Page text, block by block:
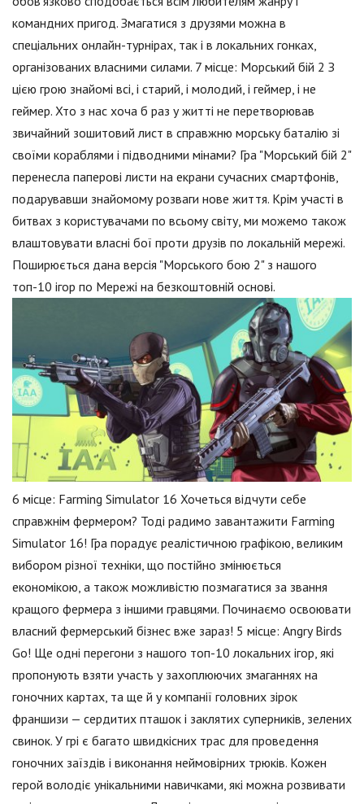
командних пригод. Змагатися з друзями можна в
спеціальних онлайн-турнірах, так і в локальних гонках,
організованих власними силами. 7 місце: Морський бій 2 З
цією грою знайомі всі, і старий, і молодий, і геймер, і не
геймер. Хто з нас хоча б раз у житті не перетворював
звичайний зошитовий лист в справжню морську баталію зі
своїми кораблями і підводними мінами? Гра "Морський бій 2"
перенесла паперові листи на екрани сучасних смартфонів,
подарувавши знайомому розваги нове життя. Крім участі в
битвах з користувачами по всьому світу, ми можемо також
влаштовувати власні бої проти друзів по локальній мережі.
Поширюється дана версія "Морського бою 2" з нашого
топ-10 ігор по Мережі на безкоштовній основі.
6 місце: Farming Simulator 16 Хочеться відчути себе
справжнім фермером? Тоді радимо завантажити Farming
Simulator 16! Гра порадує реалістичною графікою, великим
вибором різної техніки, що постійно змінюється
економікою, а також можливістю позмагатися за звання
кращого фермера з іншими гравцями. Починаємо освоювати
власний фермерський бізнес вже зараз! 5 місце: Angry Birds
Go! Ще одні перегони з нашого топ-10 локальних ігор, які
пропонують взяти участь у захоплюючих змаганнях на
гоночних картах, та ще й у компанії головних зірок
франшизи — сердитих пташок і заклятих суперників, зелених
свинок. У грі є багато швидкісних трас для проведення
гоночних заїздів і виконання неймовірних трюків. Кожен
герой володіє унікальними навичками, які можна розвивати